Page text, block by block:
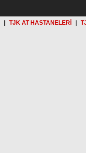
TJK AT HASTANELERİ